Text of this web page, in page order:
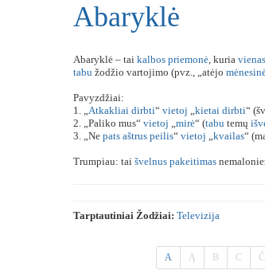
Abaryklė
Abaryklė – tai kalbos priemonė, kuria vienas
tabu žodžio vartojimo (pvz., „atėjo
Pavyzdžiai:
1. „Atkakliai dirbti“ vietoj „kietai dirbti“
2. „Paliko mus“ vietoj „mirė“ (tabu temų
3. „Ne pats aštrus peilis“ vietoj „kvailas“
Trumpiau: tai švelnus pakeitimas
Tarptautiniai Žodžiai: Televizija
A Ą B C Č